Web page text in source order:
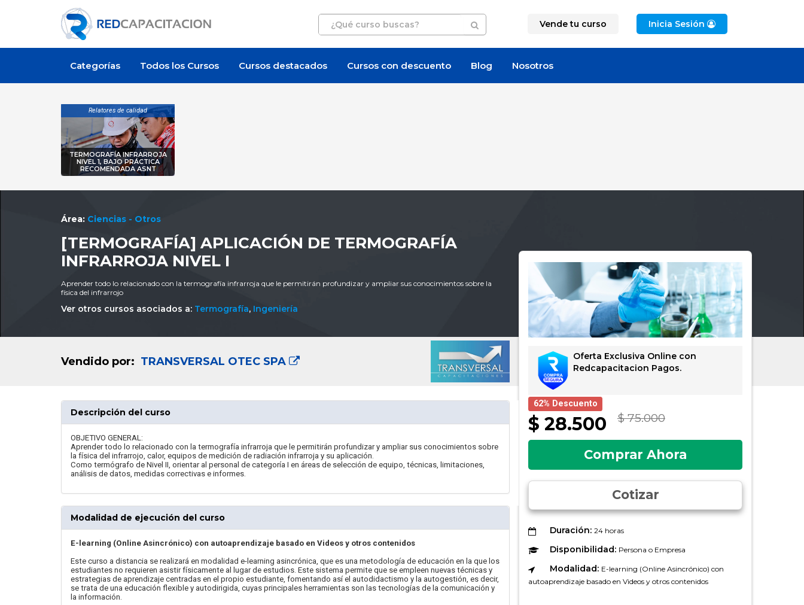
Vende tu curso Inicia Sesión
Categorías Todos los Cursos Cursos destacados Cursos con descuento Blog Nosotros
Relatores de calidad
TERMOGRAFÍA INFRARROJA
NIVEL 1, BAJO PRÁCTICA
RECOMENDADA ASNT
Área: Ciencias - Otros
[TERMOGRAFÍA] APLICACIÓN DE TERMOGRAFÍA
INFRARROJA NIVEL I
Aprender todo lo relacionado con la termografía infrarroja que le permitirán profundizar y ampliar sus conocimientos sobre la
física del infrarrojo
Ver otros cursos asociados a: Termografía, Ingeniería
Vendido por: TRANSVERSAL OTEC SPA
Oferta Exclusiva Online con
Redcapacitacion Pagos.
62% Descuento
$ 28.500 $ 75.000
Comprar Ahora
Cotizar
Duración: 24 horas
Disponibilidad: Persona o Empresa
Modalidad: E-learning (Online Asincrónico) con
autoaprendizaje basado en Videos y otros contenidos
Descripción del curso
OBJETIVO GENERAL:
Aprender todo lo relacionado con la termografía infrarroja que le permitirán profundizar y ampliar sus conocimientos sobre
la física del infrarrojo, calor, equipos de medición de radiación infrarroja y su aplicación.
Como termógrafo de Nivel II, orientar al personal de categoría I en áreas de selección de equipo, técnicas, limitaciones,
análisis de datos, medidas correctivas e informes.
Modalidad de ejecución del curso
E-learning (Online Asincrónico) con autoaprendizaje basado en Videos y otros contenidos
Este curso a distancia se realizará en modalidad e-learning asincrónica, que es una metodología de educación en la que los
estudiantes no requieren asistir físicamente al lugar de estudios. Este sistema permite que se empleen nuevas técnicas y
estrategias de aprendizaje centradas en el propio estudiante, fomentando así el autodidactismo y la autogestión, es decir,
se trata de una educación flexible y autodirigida, cuyas principales herramientas son las tecnologías de la comunicación y
la información.